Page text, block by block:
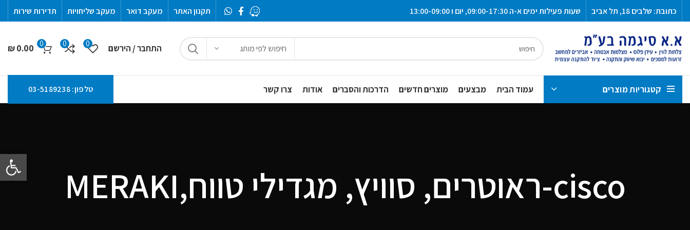
פתח
כתובת: שלבים 18, תל אביב שעות פעילות ימים א-ה 09:00-17:30, יום ו 13:00-09:00 תקנון האתר מעקב דואר מעקב שליחויות תדירות שירות
חיפוש לפי מותג התחבר / הירשם 0
0
0
₪0.00
קטגוריות מוצרים עמוד הבית מבצעים מוצרים חדשים הדרכות והסברים אודות צרו קשר טלפון: 03-5189238
cisco-ראוטרים, סוויץ, מגדילי טווח,MERAKI